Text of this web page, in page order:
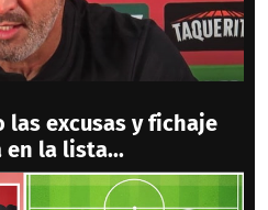
las excusas y fichaje
la lista...